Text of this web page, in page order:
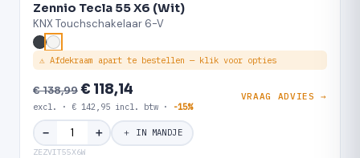
Zennio Tecla 55 X6 (Wit)
KNX Touchschakelaar 6-V
⚠ Afdekraam apart te bestellen — klik voor opties
€ 138,99€ 118,14
excl. · € 142,95 incl. btw · -15%
VRAAG ADVIES →
− ＋ ＋ IN MANDJE
ZEZVIT55X6W